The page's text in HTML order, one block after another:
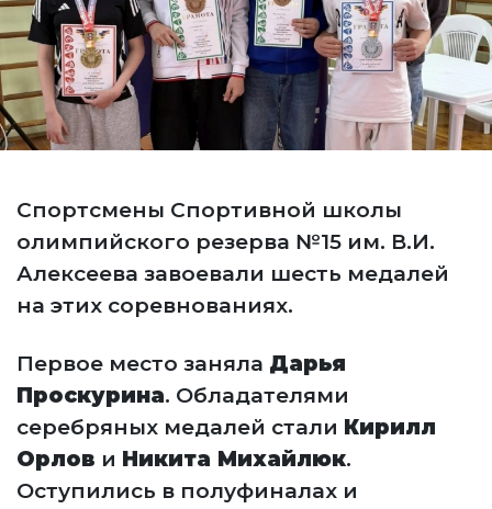
Спортсмены Спортивной школы
олимпийского резерва №15 им. В.И.
Алексеева завоевали шесть медалей
на этих соревнованиях.
Первое место заняла Дарья
Проскурина. Обладателями
серебряных медалей стали Кирилл
Орлов и Никита Михайлюк.
Оступились в полуфиналах и